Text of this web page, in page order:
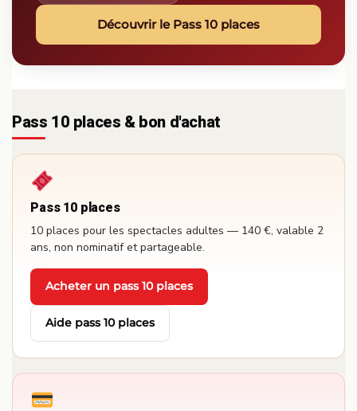
Découvrir le Pass 10 places
Pass 10 places & bon d'achat
Pass 10 places
10 places pour les spectacles adultes — 140 €, valable 2
ans, non nominatif et partageable.
Acheter un pass 10 places
· Aide pass 10 places